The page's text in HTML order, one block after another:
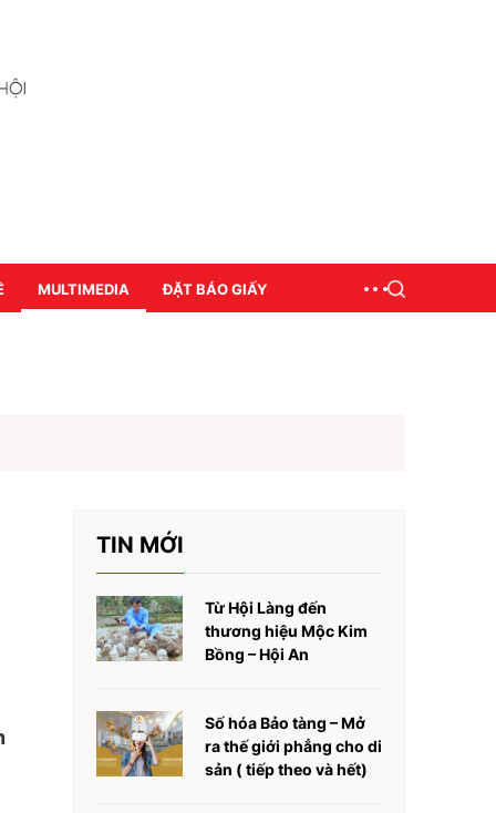
MULTIMEDIA ĐẶT BÁO GIẤY
TIN MỚI
Từ Hội Làng đến
thương hiệu Mộc Kim
Bồng – Hội An
Số hóa Bảo tàng – Mở
ra thế giới phẳng cho di
sản ( tiếp theo và hết)